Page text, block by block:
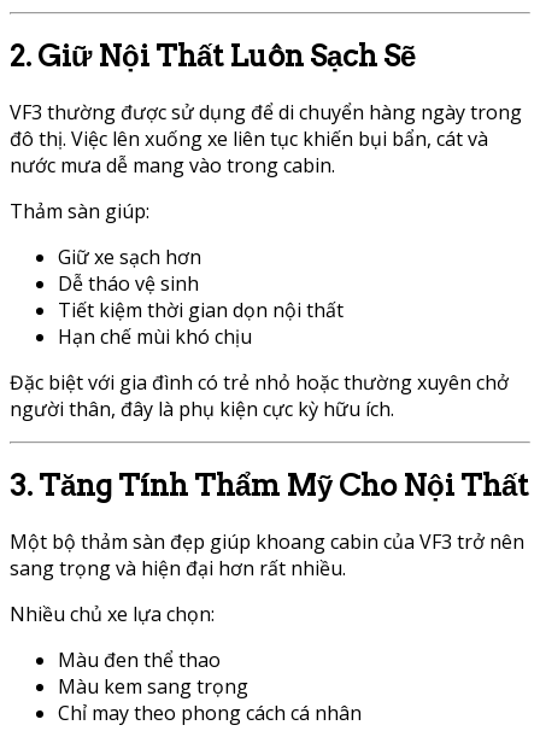
2. Giữ Nội Thất Luôn Sạch Sẽ
VF3 thường được sử dụng để di chuyển hàng ngày trong
đô thị. Việc lên xuống xe liên tục khiến bụi bẩn, cát và
nước mưa dễ mang vào trong cabin.
Thảm sàn giúp:
Giữ xe sạch hơn
Dễ tháo vệ sinh
Tiết kiệm thời gian dọn nội thất
Hạn chế mùi khó chịu
Đặc biệt với gia đình có trẻ nhỏ hoặc thường xuyên chở
người thân, đây là phụ kiện cực kỳ hữu ích.
3. Tăng Tính Thẩm Mỹ Cho Nội Thất
Một bộ thảm sàn đẹp giúp khoang cabin của VF3 trở nên
sang trọng và hiện đại hơn rất nhiều.
Nhiều chủ xe lựa chọn:
Màu đen thể thao
Màu kem sang trọng
Chỉ may theo phong cách cá nhân